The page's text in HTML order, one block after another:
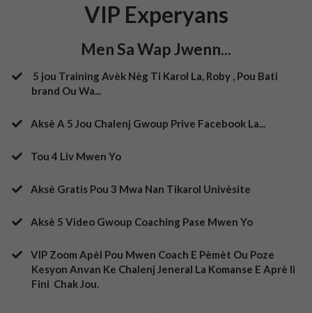
VIP Experyans
Men Sa Wap Jwenn...
5 jou Training Avèk Nèg Ti Karol La, Roby , Pou Bati
brand Ou Wa...
​Aksè A 5 Jou Chalenj Gwoup Prive Facebook La...
Tou 4 Liv Mwen Yo
​Aksè Gratis Pou 3 Mwa Nan Tikarol Univèsite
​Aksè 5 Video Gwoup Coaching Pase Mwen Yo
​VIP Zoom Apèl Pou Mwen Coach E Pèmèt Ou Poze
Kesyon Anvan Ke Chalenj Jeneral La Komanse E Aprè li
Fini Chak Jou.